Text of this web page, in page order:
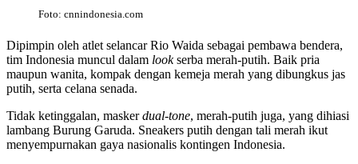
Foto: cnnindonesia.com
Dipimpin oleh atlet selancar Rio Waida sebagai pembawa bendera,
tim Indonesia muncul dalam lookserba merah-putih. Baik pria
maupun wanita, kompak dengan kemeja merah yang dibungkus jas
putih, serta celana senada.
Tidak ketinggalan, maskerdual-tone, merah-putih juga, yang dihiasi
lambang Burung Garuda. Sneakers putih dengan tali merah ikut
menyempurnakan gaya nasionalis kontingen Indonesia.